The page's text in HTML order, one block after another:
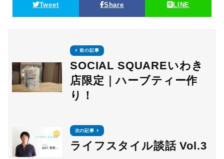
Tweet Share LINE
前の記事
SOCIAL SQUAREいわき
店限定｜ハーブティー作
り！
次の記事
ライフスタイル談話 Vol.3